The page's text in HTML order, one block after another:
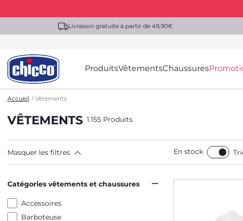
Livraison gratuite à partir de 49,90€
ProduitsVêtementsChaussures
Accueil Vêtements
VÊTEMENTS 1.155 Produits
Masquer les filtres En stock
Catégories vêtements et chaussures
Accessoires
Barboteuse